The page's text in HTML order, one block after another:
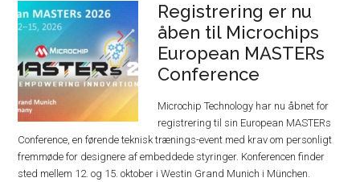
Registrering er nu
åben til Microchips
European MASTERs
Conference
Microchip Technology har nu åbnet for
registrering til sin European MASTERs
Conference, en førende teknisk trænings-event med krav om personligt
fremmøde for designere af embeddede styringer. Konferencen finder
sted mellem 12. og 15. oktober i Westin Grand Munich i München.